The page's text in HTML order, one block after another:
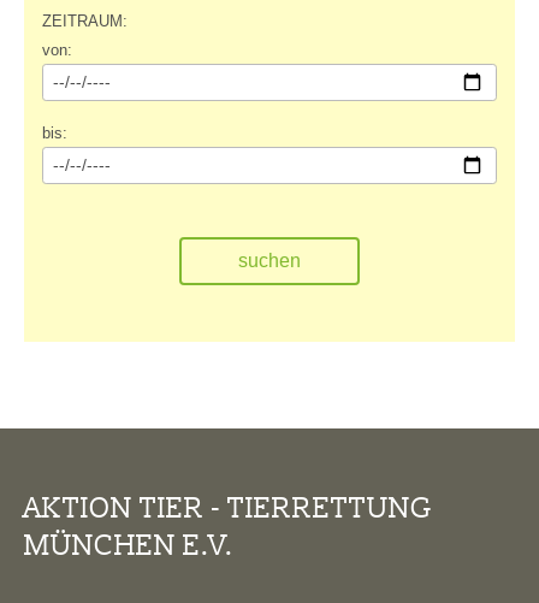
ZEITRAUM:
von:
bis:
AKTION TIER - TIERRETTUNG
MÜNCHEN E.V.